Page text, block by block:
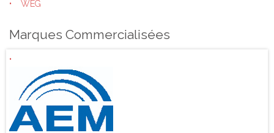
WEG
Marques Commercialisées